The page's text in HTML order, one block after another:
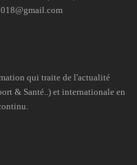
qui traite de l'actualité
& Santé..) et internationale en